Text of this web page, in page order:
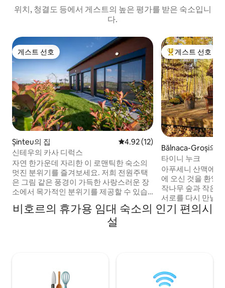
위치, 청결도 등에서 게스트의 높은 평가를 받은 숙소입니
다.
게스트 선호
게스트 선호
Șinteu의 집 평점 4.92점(5점 만점), 후기 12
4.92 (12)
신테우의 카사 디럭스
자연 한가운데 자리한 이 로맨틱한 숙소의
멋진 분위기를 즐겨보세요. 저희 전원주택
은 그림 같은 풍경이 가득한 사랑스러운 장
소에서 목가적인 분위기를 제공할 수 있습
인 신테우에 위치한 이 집은 자연의 평온함
과 함께 모더니즘을 하나로 통합합니다. 사
랑하는 사람과 함께 아름다운 순간을 즐기
상위 게스트 선호
게스트 선호
Bălnaca-Groși의
타이니 누크
아푸세니 산맥에
에 오신 것을 환영
작나무 숲과 작은
서로를 다시 만날
추고 있습니다. 내
자연스러운 매력
비호르의 휴가용 임대 숙소의 인기 편의시
설